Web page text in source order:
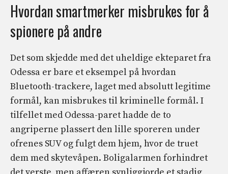
Hvordan smartmerker misbrukes for å
spionere på andre
Det som skjedde med det uheldige ekteparet fra
Odessa er bare et eksempel på hvordan
Bluetooth-trackere, laget med absolutt legitime
formål, kan misbrukes til kriminelle formål. I
tilfellet med Odessa-paret hadde de to
angriperne plassert den lille sporeren under
ofrenes SUV og fulgt dem hjem, hvor de truet
dem med skytevåpen. Boligalarmen forhindret